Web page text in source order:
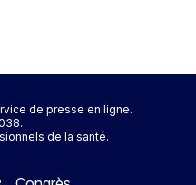
de presse en ligne.
de la santé.